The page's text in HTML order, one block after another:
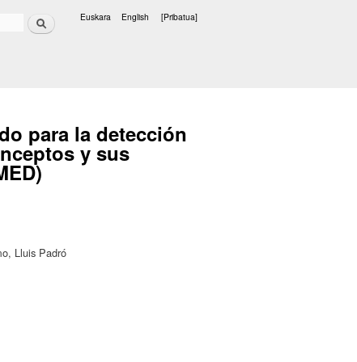
Bilatu Euskara English [Pribatua]
para la detección
y sus
Lluis Padró